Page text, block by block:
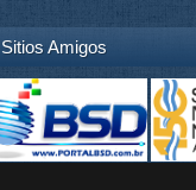
Sitios Amigos